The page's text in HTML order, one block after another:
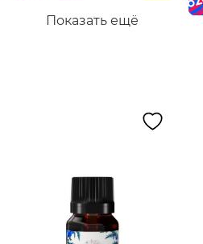
Показать ещё